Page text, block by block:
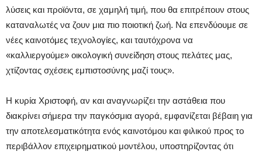
λύσεις και προϊόντα, σε χαμηλή τιμή, που θα επιτρέπουν στους
καταναλωτές να ζουν μια πιο ποιοτική ζωή. Να επενδύουμε σε
νέες καινοτόμες τεχνολογίες, και ταυτόχρονα να
«καλλιεργούμε» οικολογική συνείδηση στους πελάτες μας,
χτίζοντας σχέσεις εμπιστοσύνης μαζί τους».
Η κυρία Χριστοφή, αν και αναγνωρίζει την αστάθεια που
διακρίνει σήμερα την παγκόσμια αγορά, εμφανίζεται βέβαιη για
την αποτελεσματικότητα ενός καινοτόμου και φιλικού προς το
περιβάλλον επιχειρηματικού μοντέλου, υποστηρίζοντας ότι